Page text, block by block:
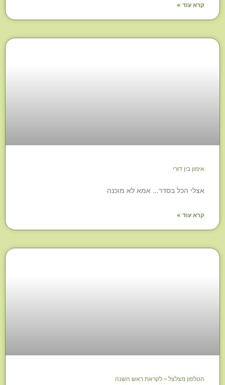
קרא עוד »
אימון בין דורי
אצלי הכל בסדר… אמא לא מוכנה
קרא עוד »
הטלפון מצלצל – לקראת ראש השנה